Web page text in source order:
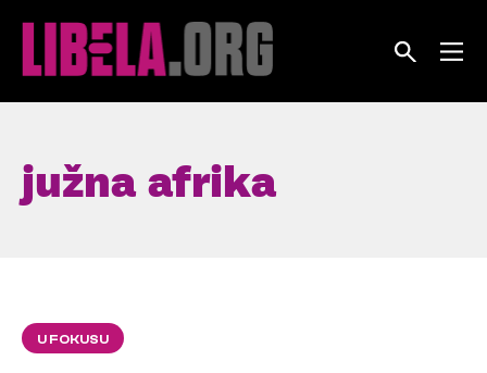
južna afrika
U FOKUSU